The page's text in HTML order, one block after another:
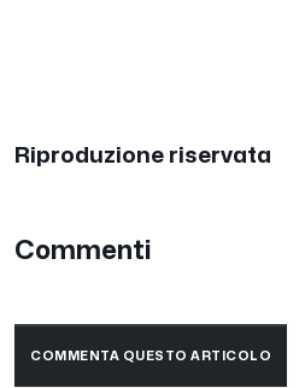
Riproduzione riservata
Commenti
COMMENTA QUESTO ARTICOLO